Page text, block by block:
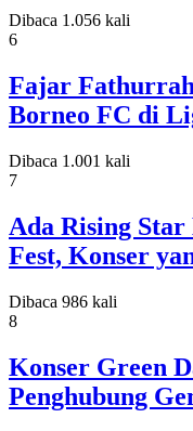
Dibaca 1.056 kali
6
Fajar
Borneo FC di
Dibaca 1.001 kali
7
Ada Rising
Fest, Konser
Dibaca 986 kali
8
Konser Green
Penghubung